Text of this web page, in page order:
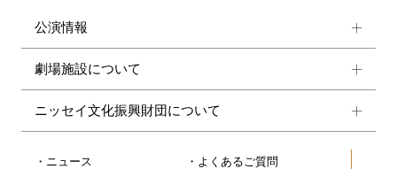
公演情報
劇場施設について
ニッセイ文化振興財団について
ニュース よくあるご質問